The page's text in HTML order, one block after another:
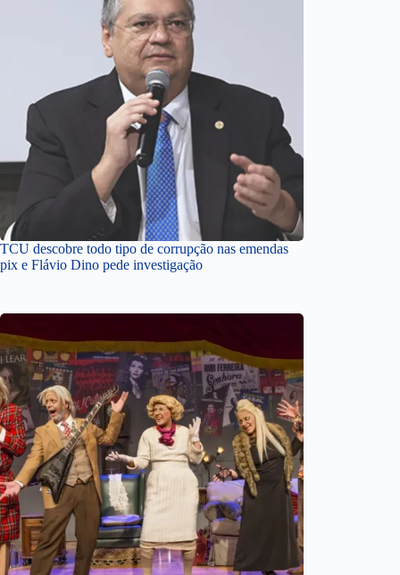
TCU descobre todo tipo de corrupção nas emendas
pix e Flávio Dino pede investigação